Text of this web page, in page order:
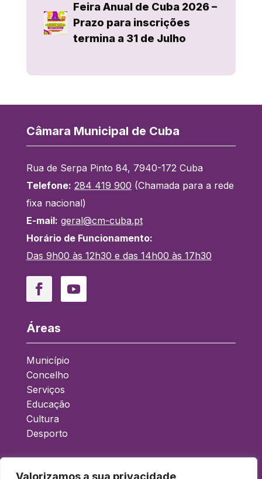
Valorizamos a sua privacidade
Feira Anual de Cuba 2026 –
Prazo para inscrições
termina a 31 de Julho
Câmara Municipal de Cuba
Rua de Serpa Pinto 84, 7940-172 Cuba
Telefone: 284 419 900 (Chamada para a rede
fixa nacional)
E-mail: geral@cm-cuba.pt
Horário de Funcionamento:
Das 9h00 às 12h30 e das 14h00 às 17h30
FacebookYouTube
Áreas
Município
Concelho
Serviços
Educação
Cultura
Desporto